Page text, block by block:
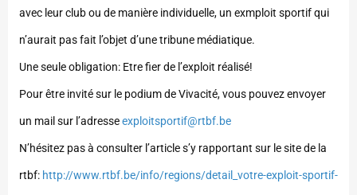
avec leur club ou de manière individuelle, un exmploit sportif qui
n’aurait pas fait l’objet d’une tribune médiatique.
Une seule obligation: Etre fier de l’exploit réalisé!
Pour être invité sur le podium de Vivacité, vous pouvez envoyer
un mail sur l’adresseexploitsportif@rtbf.be
N’hésitez pas à consulter l’article s’y rapportant sur le site de la
rtbf: http://www.rtbf.be/info/regions/detail_votre-exploit-sportif-